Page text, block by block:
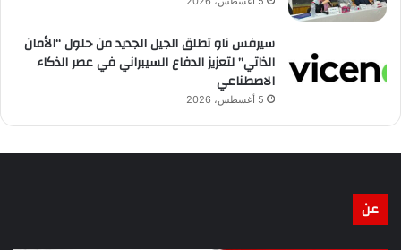
سيرفس ناو تطلق الجيل الجديد من حلول “الأمان
الذاتي” لتعزيز الدفاع السيبراني في عصر الذكاء
الاصطناعي
5 أغسطس، 2026
عن